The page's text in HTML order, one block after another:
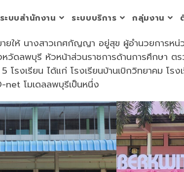
ระบบสำนักงาน ระบบบริการ กลุ่มงาน
นางสาวเกศกัญญา อยู่สุข ผู้อำนวยการหน่วย
ลพบุรี หัวหน้าส่วนราชการด้านการศึกษา ตร
งเรียน ได้แก่ โรงเรียนบ้านเบิกวิทยาคม โรง
net โมเดลลพบุรีเป็นหนึ่ง